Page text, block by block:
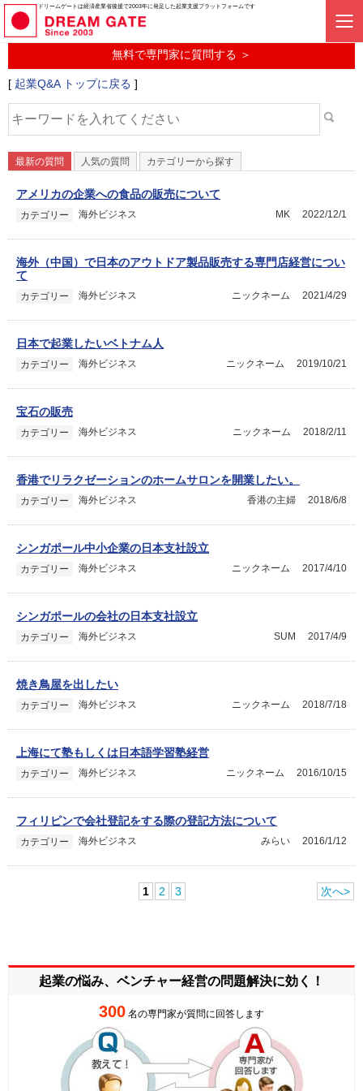
ドリームゲートは経済産業省後援で2003年に発足した起業支援プラットフォームです
起業に関するみんなの質問投稿サービス
起業Q&A
無料で専門家に質問する ＞
[ 起業Q&A トップに戻る ]
最新の質問 人気の質問 カテゴリーから探す
アメリカの企業への食品の販売について
カテゴリー 海外ビジネス 2022/12/1
MK
海外（中国）で日本のアウトドア製品販売する専門店経営につい
て
カテゴリー 海外ビジネス 2021/4/29
ニックネーム
日本で起業したいベトナム人
カテゴリー 海外ビジネス 2019/10/21
ニックネーム
宝石の販売
カテゴリー 海外ビジネス 2018/2/11
ニックネーム
香港でリラクゼーションのホームサロンを開業したい。
カテゴリー 海外ビジネス 2018/6/8
香港の主婦
シンガポール中小企業の日本支社設立
カテゴリー 海外ビジネス 2017/4/10
ニックネーム
シンガポールの会社の日本支社設立
カテゴリー 海外ビジネス 2017/4/9
SUM
焼き鳥屋を出したい
カテゴリー 海外ビジネス 2018/7/18
ニックネーム
上海にて塾もしくは日本語学習塾経営
カテゴリー 海外ビジネス 2016/10/15
ニックネーム
フィリピンで会社登記をする際の登記方法について
カテゴリー 海外ビジネス 2016/1/12
みらい
1 2 3 次へ>
起業の悩み、ベンチャー経営の問題解決に効く！
300 名の専門家が質問に回答します